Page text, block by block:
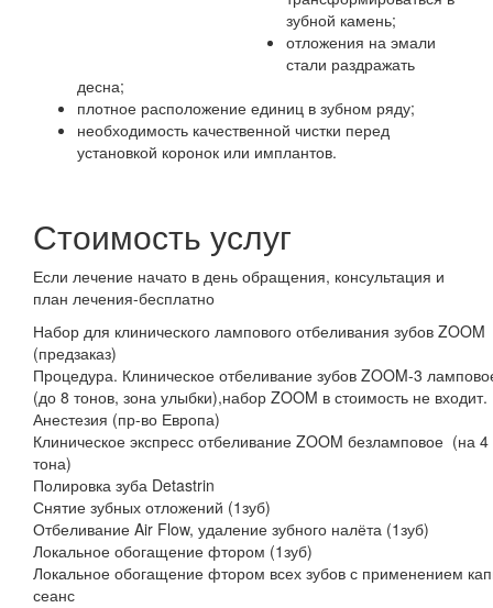
зубной камень;
отложения на эмали
стали раздражать
десна;
плотное расположение единиц в зубном ряду;
необходимость качественной чистки перед
установкой коронок или имплантов.
Стоимость услуг
Если лечение начато в день обращения, консультация и
план лечения-бесплатно
Набор для клинического лампового отбеливания зубов ZOOM
(предзаказ)
Процедура. Клиническое отбеливание зубов ZOOM-3
(до 8 тонов, зона улыбки),набор ZOOM в стоимость не входит.
Анестезия (пр-во Европа)
Клиническое экспресс отбеливание ZOOM безламповое (на 4
тона)
Полировка зуба Detastrin
Снятие зубных отложений (1зуб)
Отбеливание Air Flow, удаление зубного налёта (1зуб)
Локальное обогащение фтором (1зуб)
Локальное обогащение фтором всех зубов с применением
сеанс